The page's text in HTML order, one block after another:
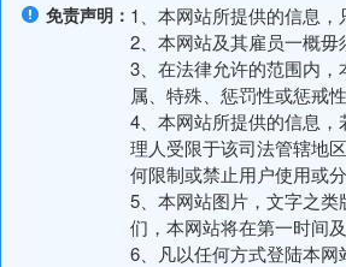
免责声明： 1、本网站所提供的信息，
2、本网站及其雇员一概
3、在法律允许的范围内
属、特殊、惩罚性或惩戒
4、本网站所提供的信息
理人受限于该司法管辖地
何限制或禁止用户使用或
5、本网站图片，文字之
们，本网站将在第一时间及
6、凡以任何方式登陆本